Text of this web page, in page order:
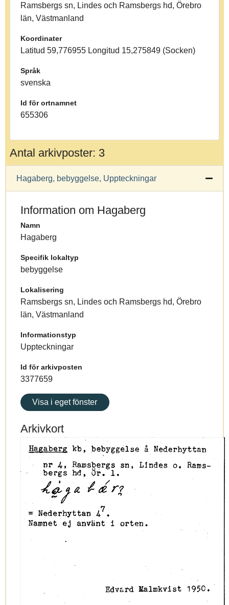
Ramsbergs sn, Lindes och Ramsbergs hd, Örebro
län, Västmanland
Koordinater
Latitud 59,776955 Longitud 15,275849 (Socken)
Språk
svenska
Id för ortnamnet
655306
Antal arkivposter: 3
Hagaberg, bebyggelse, Uppteckningar
Information om Hagaberg
Namn
Hagaberg
Specifik lokaltyp
bebyggelse
Lokalisering
Ramsbergs sn, Lindes och Ramsbergs hd, Örebro
län, Västmanland
Informationstyp
Uppteckningar
Id för arkivposten
3377659
Visa i eget fönster
Arkivkort